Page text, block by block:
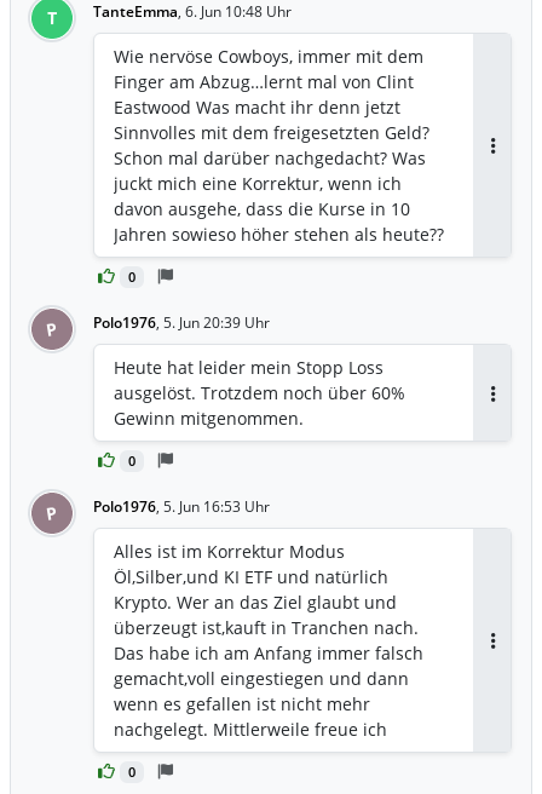
T TanteEmma, 6. Jun 10:48 Uhr
0
Wie nervöse Cowboys, immer mit dem
Finger am Abzug…lernt mal von Clint
Eastwood Was macht ihr denn jetzt
Sinnvolles mit dem freigesetzten Geld?
Schon mal darüber nachgedacht? Was
juckt mich eine Korrektur, wenn ich
davon ausgehe, dass die Kurse in 10
Jahren sowieso höher stehen als heute??
P Polo1976, 5. Jun 20:39 Uhr
0
Heute hat leider mein Stopp Loss
ausgelöst. Trotzdem noch über 60%
Gewinn mitgenommen.
P Polo1976, 5. Jun 16:53 Uhr
0
Alles ist im Korrektur Modus
Öl,Silber,und KI ETF und natürlich
Krypto. Wer an das Ziel glaubt und
überzeugt ist,kauft in Tranchen nach.
Das habe ich am Anfang immer falsch
gemacht,voll eingestiegen und dann
wenn es gefallen ist nicht mehr
nachgelegt. Mittlerweile freue ich
mich,wenn ich günstiger nachlegen kann
und mein Depot bestätigt mich!